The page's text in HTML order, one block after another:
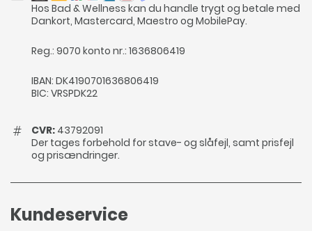
Hos Bad & Wellness kan du handle trygt og betale med
Dankort, Mastercard, Maestro og MobilePay.
Reg.: 9070 konto nr.: 1636806419
IBAN: DK4190701636806419
BIC: VRSPDK22
CVR: 43792091
Der tages forbehold for stave- og slåfejl, samt prisfejl
og prisændringer.
Kundeservice